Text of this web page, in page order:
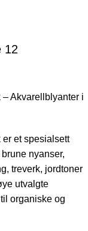
12
Akvarellblyanter i
er et spesialsett
nyanser,
treverk, jordtoner
utvalgte
organiske og